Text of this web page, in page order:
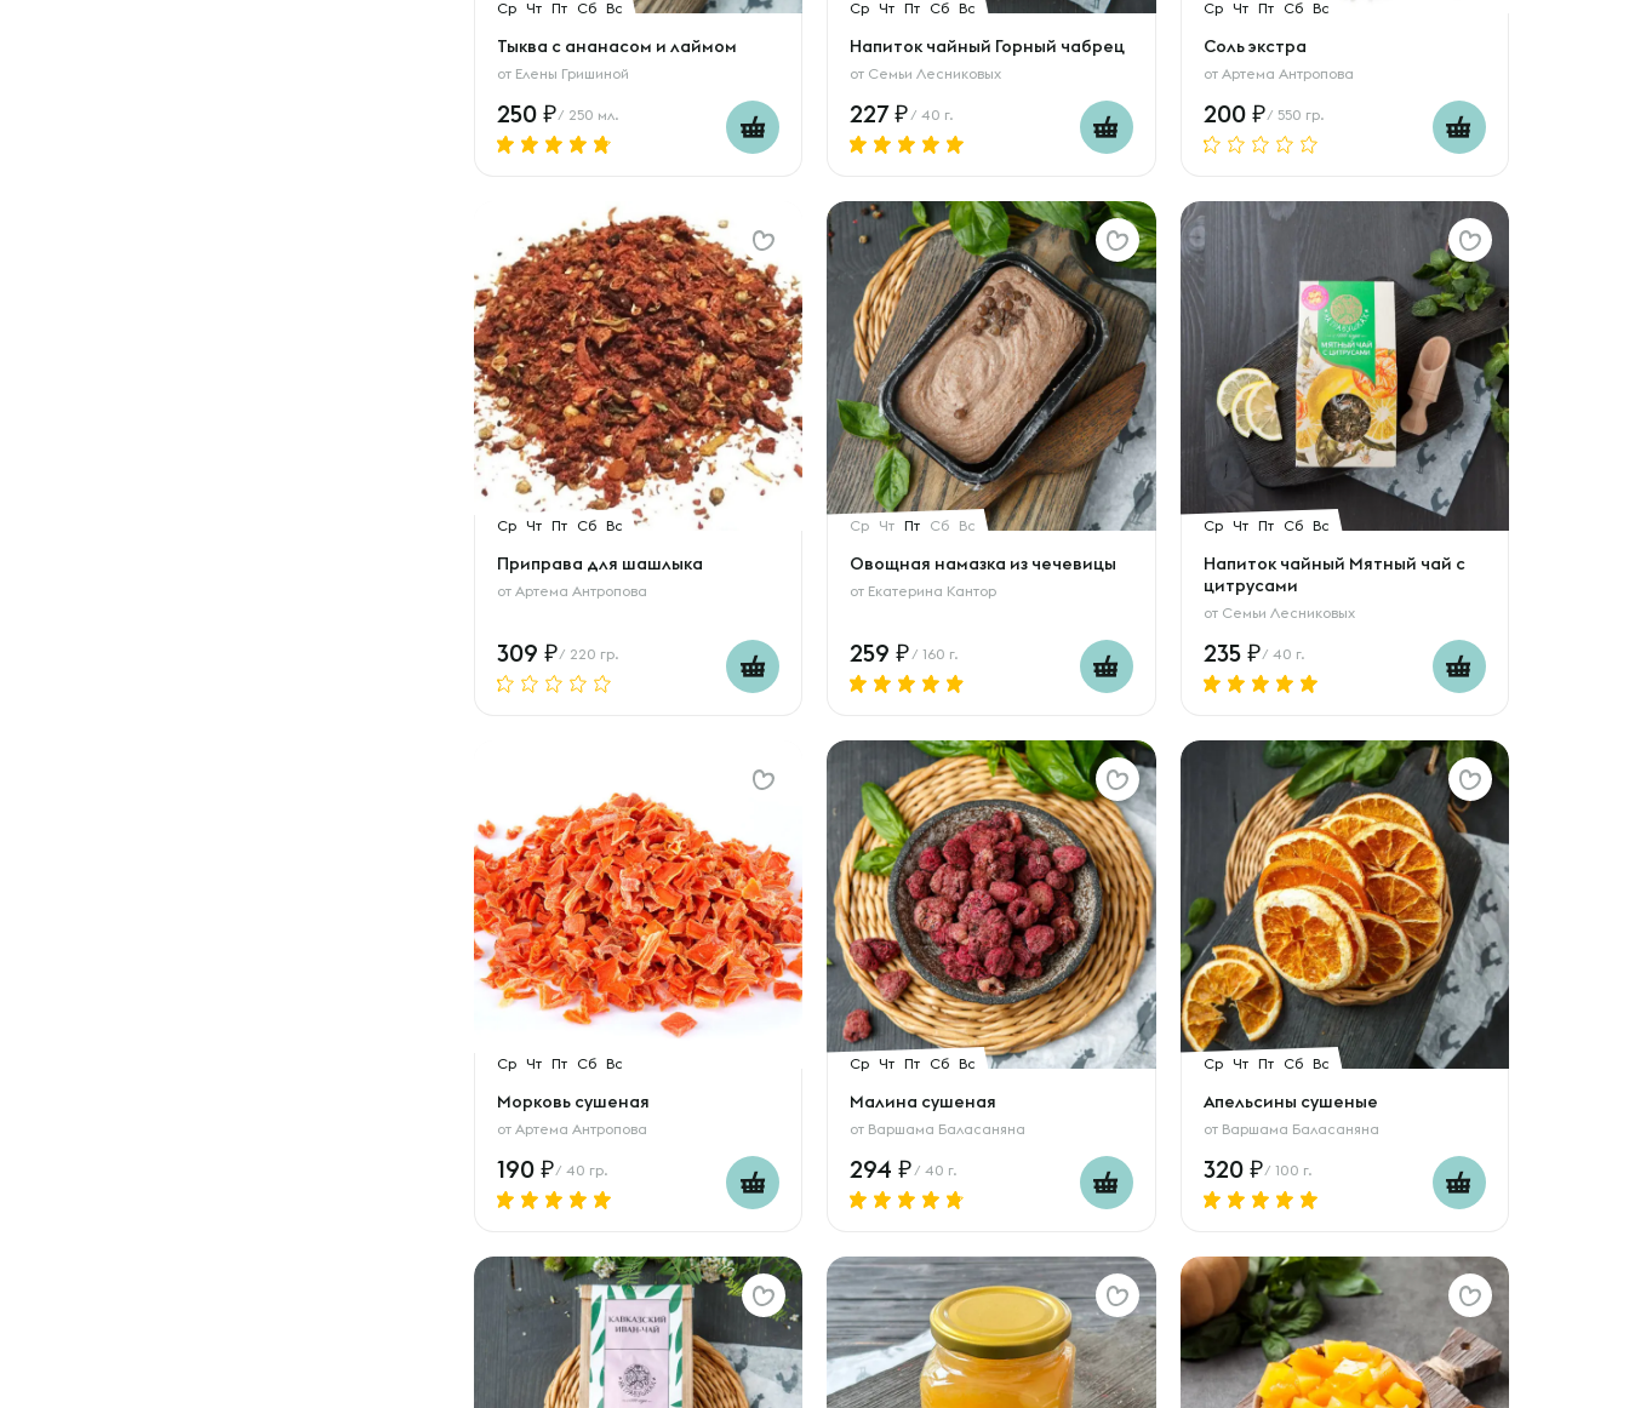
Ср Чт Пт Сб Вс
Тыква с ананасом и лаймом
от Елены Гришиной
250 / 250 мл.
Ср Чт Пт Сб Вс
Напиток чайный Горный чабрец
от Семьи Лесниковых
227 / 40 г.
Ср Чт Пт Сб Вс
Соль экстра
от Артема Антропова
200 / 550 гр.
Ср Чт Пт Сб Вс
Приправа для шашлыка
от Артема Антропова
309 / 220 гр.
Ср Чт Пт Сб Вс
Овощная намазка из чечевицы
от Екатерина Кантор
259 / 160 г.
Ср Чт Пт Сб Вс
Напиток чайный Мятный чай с
цитрусами
от Семьи Лесниковых
235 / 40 г.
Ср Чт Пт Сб Вс
Морковь сушеная
от Артема Антропова
190 / 40 гр.
Ср Чт Пт Сб Вс
Малина сушеная
от Варшама Баласаняна
294 / 40 г.
Ср Чт Пт Сб Вс
Апельсины сушеные
от Варшама Баласаняна
320 / 100 г.